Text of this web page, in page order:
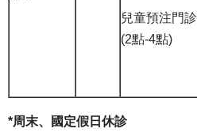
兒童預注門診
(2點-4點)
*周末、國定假日休診